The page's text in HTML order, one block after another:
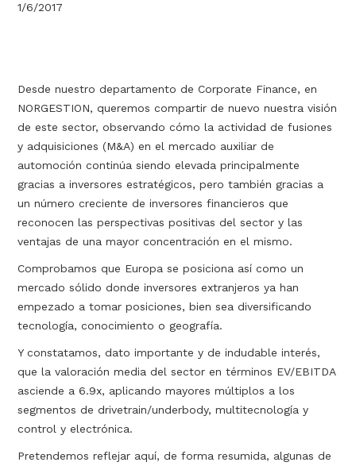
1/6/2017
Desde nuestro departamento de Corporate Finance, en
NORGESTION, queremos compartir de nuevo nuestra visión
de este sector, observando cómo la actividad de fusiones
y adquisiciones (M&A) en el mercado auxiliar de
automoción continúa siendo elevada principalmente
gracias a inversores estratégicos, pero también gracias a
un número creciente de inversores financieros que
reconocen las perspectivas positivas del sector y las
ventajas de una mayor concentración en el mismo.
Comprobamos que Europa se posiciona así como un
mercado sólido donde inversores extranjeros ya han
empezado a tomar posiciones, bien sea diversificando
tecnología, conocimiento o geografía.
Y constatamos, dato importante y de indudable interés,
que la valoración media del sector en términos EV/EBITDA
asciende a 6.9x, aplicando mayores múltiplos a los
segmentos de drivetrain/underbody, multitecnología y
control y electrónica.
Pretendemos reflejar aquí, de forma resumida, algunas de